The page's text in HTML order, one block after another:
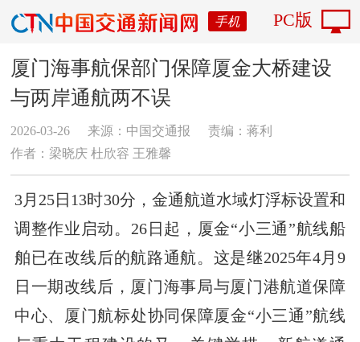
手机 PC版
厦门海事航保部门保障厦金大桥建设
与两岸通航两不误
2026-03-26 来源：中国交通报
责编：蒋利
作者：梁晓庆 杜欣容 王雅馨
3月25日13时30分，金通航道水域灯浮标设置和
调整作业启动。26日起，厦金“小三通”航线船
舶已在改线后的航路通航。这是继2025年4月9
日一期改线后，厦门海事局与厦门港航道保障
中心、厦门航标处协同保障厦金“小三通”航线